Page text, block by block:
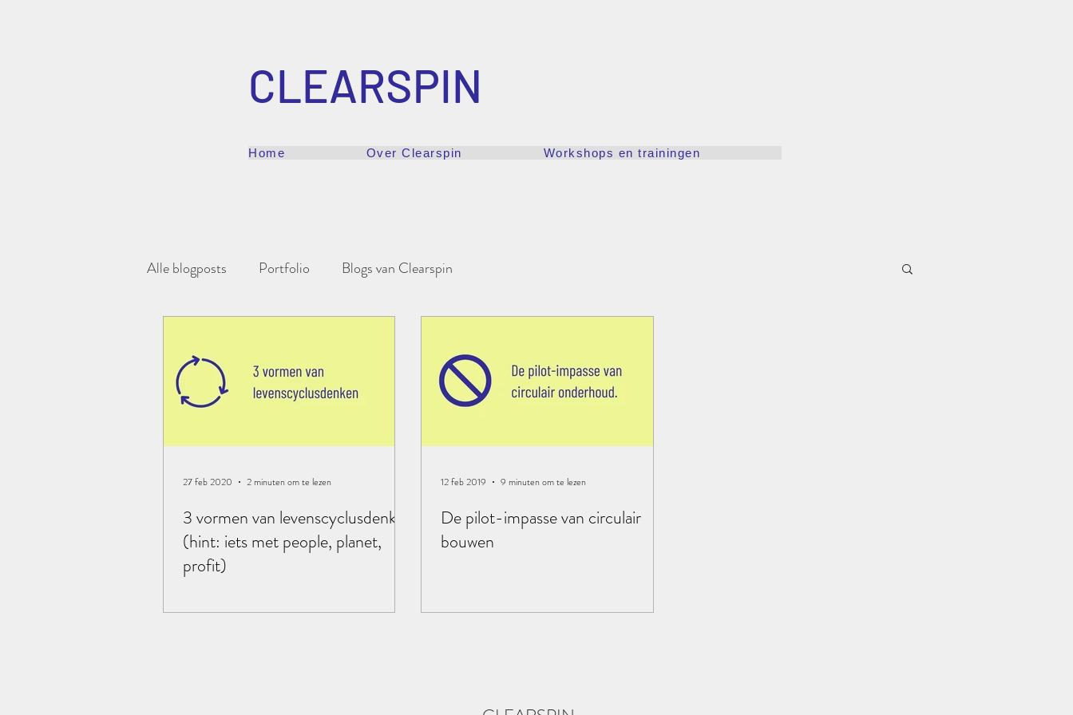
CLEARSPIN
Home Over Clearspin Workshops en trainingen
Alle blogposts Portfolio Blogs van Clearspin
3 vormen van levenscyclusdenken
(hint: iets met people, planet,
profit)
27 feb 2020 2 minuten om te lezen
De pilot-impasse van circulair
bouwen
12 feb 2019 9 minuten om te lezen